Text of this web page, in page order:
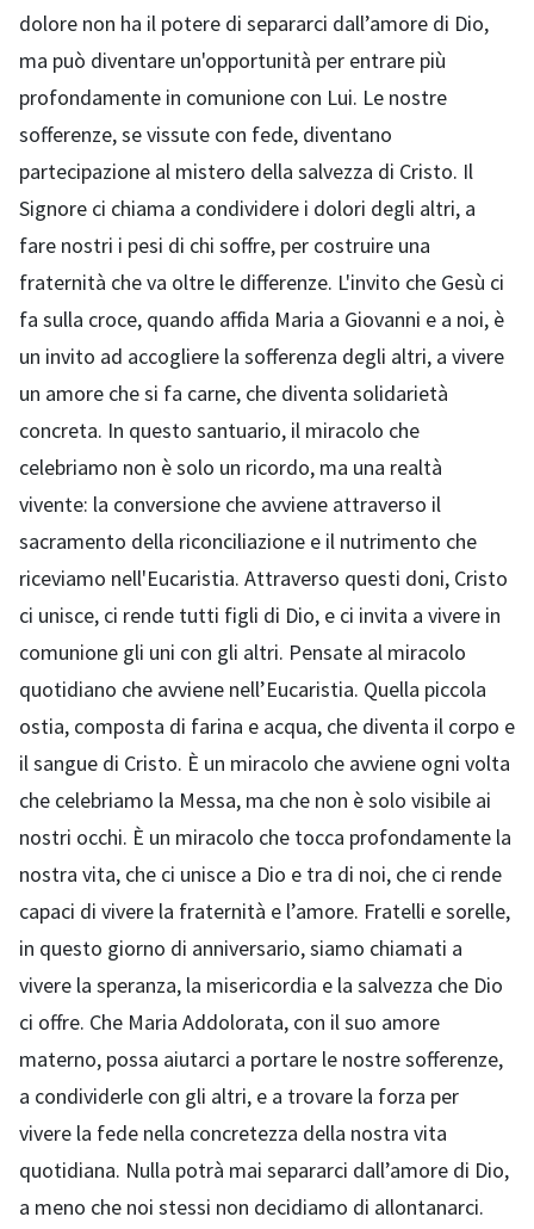
dolore non ha il potere di separarci dall’amore di Dio,
ma può diventare un'opportunità per entrare più
profondamente in comunione con Lui. Le nostre
sofferenze, se vissute con fede, diventano
partecipazione al mistero della salvezza di Cristo. Il
Signore ci chiama a condividere i dolori degli altri, a
fare nostri i pesi di chi soffre, per costruire una
fraternità che va oltre le differenze. L'invito che Gesù ci
fa sulla croce, quando affida Maria a Giovanni e a noi, è
un invito ad accogliere la sofferenza degli altri, a vivere
un amore che si fa carne, che diventa solidarietà
concreta. In questo santuario, il miracolo che
celebriamo non è solo un ricordo, ma una realtà
vivente: la conversione che avviene attraverso il
sacramento della riconciliazione e il nutrimento che
riceviamo nell'Eucaristia. Attraverso questi doni, Cristo
ci unisce, ci rende tutti figli di Dio, e ci invita a vivere in
comunione gli uni con gli altri. Pensate al miracolo
quotidiano che avviene nell’Eucaristia. Quella piccola
ostia, composta di farina e acqua, che diventa il corpo e
il sangue di Cristo. È un miracolo che avviene ogni volta
che celebriamo la Messa, ma che non è solo visibile ai
nostri occhi. È un miracolo che tocca profondamente la
nostra vita, che ci unisce a Dio e tra di noi, che ci rende
capaci di vivere la fraternità e l’amore. Fratelli e sorelle,
in questo giorno di anniversario, siamo chiamati a
vivere la speranza, la misericordia e la salvezza che Dio
ci offre. Che Maria Addolorata, con il suo amore
materno, possa aiutarci a portare le nostre sofferenze,
a condividerle con gli altri, e a trovare la forza per
vivere la fede nella concretezza della nostra vita
quotidiana. Nulla potrà mai separarci dall’amore di Dio,
a meno che noi stessi non decidiamo di allontanarci.